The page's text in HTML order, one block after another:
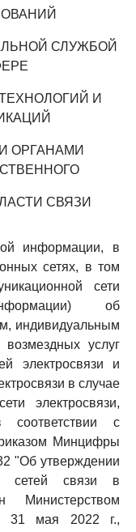
СЛУЖБОЙ
И
ОРГАНАМИ
СВЯЗИ
информации, в
сетях, в том
сети
об
индивидуальным
услуг
электросвязи и
в случае
электросвязи,
с
Минцифры
"Об утверждении
сетей связи в
Министерством
31 мая 2022 г.,